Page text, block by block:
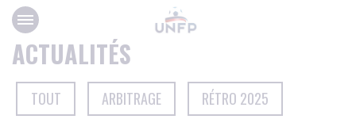
Panneau de gestion des cookies
ACTUALITÉS
TOUT ARBITRAGE RÉTRO 2025